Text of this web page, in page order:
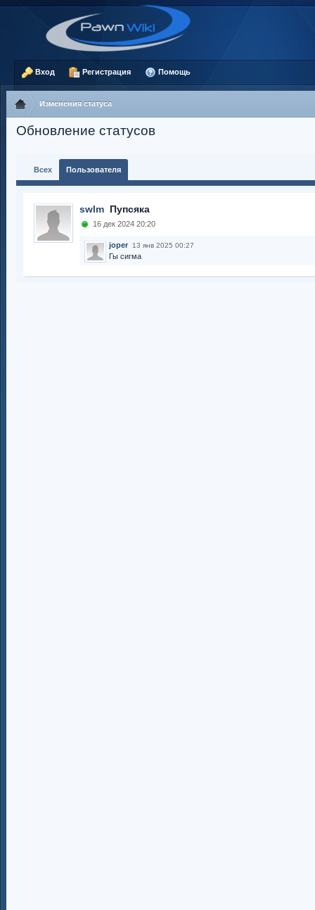
Вход Регистрация Помощь
Изменения статуса
Обновление статусов
Всех Пользователя
swlm Пупсяка
16 дек 2024 20:20
joper 13 янв 2025 00:27
Гы сигма